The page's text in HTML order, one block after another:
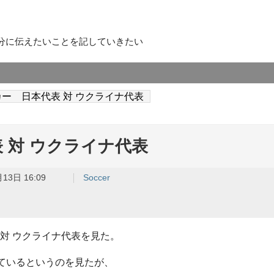
に伝えたいことを記していきたい
ー 日本代表 対 ウクライナ代表
ウクライナ代表
13日 16:09 Soccer
ウクライナ代表を見た。
るというのを見たが、